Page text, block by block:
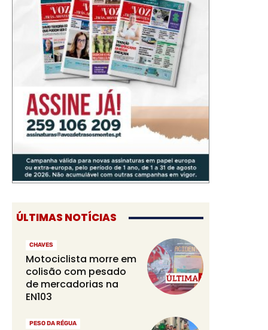
ÚLTIMAS NOTÍCIAS
CHAVES
Motociclista morre em
colisão com pesado
de mercadorias na
EN103
PESO DA RÉGUA